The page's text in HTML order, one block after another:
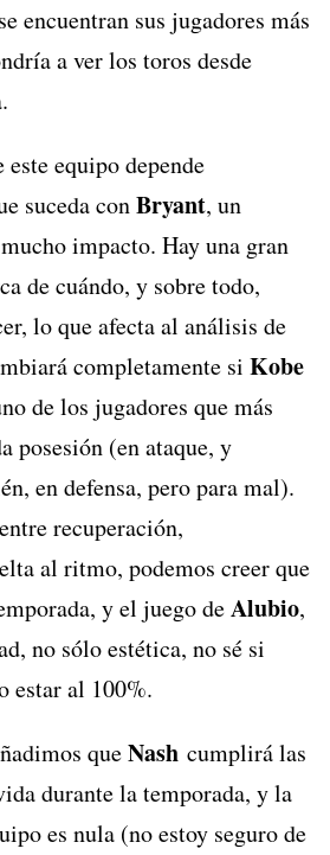
encuentran sus jugadores más
a ver los toros desde
equipo depende
suceda conBryant, un
impacto. Hay una gran
de cuándo, y sobre todo,
lo que afecta al análisis de
completamente si Kobe
de los jugadores que más
posesión (en ataque, y
en defensa, pero para mal).
recuperación,
al ritmo, podemos creer que
y el juego deAlubio,
no sólo estética, no sé si
estar al 100%.
queNash cumplirá las
durante la temporada, y la
es nula (no estoy seguro de